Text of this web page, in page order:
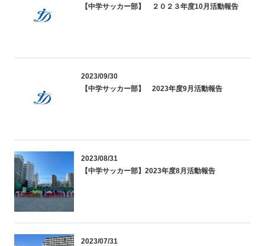
【中学サッカー部】 ２０２３年度10月活動報告
2023/09/30
【中学サッカー部】 2023年度9月活動報告
2023/08/31
【中学サッカー部】2023年度8月活動報告
2023/07/31